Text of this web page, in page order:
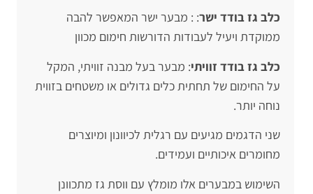
כלב גז בודד ישר: : מבער ישר המאפשר להבה
ממוקדת ויעיל לעבודות הדורשות חימום מכוון
כלב גז בודד זוויתי: מבער בעל מבנה זוויתי, המקל
על החימום של תחתית כלים גדולים או משטחים בזווית
נוחה יותר.
שני הדגמים מגיעים עם רגלית לכיוונון ומיוצרים
מחומרים איכותיים ועמידים.
השימוש במבערים אלו מומלץ עם ווסת גז מתכוונן